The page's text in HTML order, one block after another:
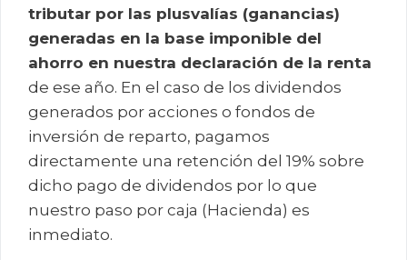
tributar por las plusvalías (ganancias)
generadas en la base imponible del
ahorro en nuestra declaración de la renta
de ese año. En el caso de los dividendos
generados por acciones o fondos de
inversión de reparto, pagamos
directamente una retención del 19% sobre
dicho pago de dividendos por lo que
nuestro paso por caja (Hacienda) es
inmediato.